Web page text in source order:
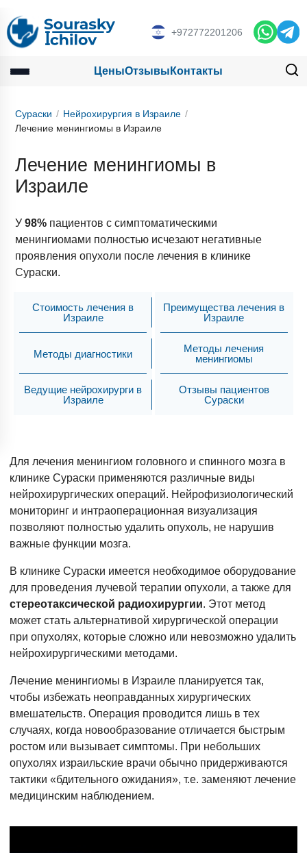
Сураски
Нейрохирургия в Израиле
Лечение менингиомы в Израиле
Лечение менингиомы в
Израиле
У98% пациентов с симптоматическими
менингиомами полностью исчезают негативные
проявления опухоли после лечения в клинике
Сураски.
Стоимость лечения в
Израиле
Преимущества лечения в
Израиле
Методы диагностики
Методы лечения
менингиомы
Ведущие нейрохирурги в
Израиле
Отзывы пациентов
Сураски
Для лечения менингиом головного и спинного мозга в
клинике Сураски применяются различные виды
нейрохирургических операций. Нейрофизиологический
мониторинг и интраоперационная визуализация
позволяют полностью удалить опухоль, не нарушив
важные функции мозга.
В клинике Сураски имеется необходимое оборудование
для проведения лучевой терапии опухоли, а также для
стереотаксической радиохирургии. Этот метод
может стать альтернативой хирургической операции
при опухолях, которые сложно или невозможно удалить
нейрохирургическими методами.
Лечение менингиомы в Израиле планируется так,
чтобы избежать неоправданных хирургических
вмешательств. Операция проводится лишь в тех
случаях, когда новообразование отличается быстрым
ростом или вызывает симптомы. При небольших
опухолях израильские врачи обычно придерживаются
тактики «бдительного ожидания», т.е. заменяют лечение
медицинским наблюдением.